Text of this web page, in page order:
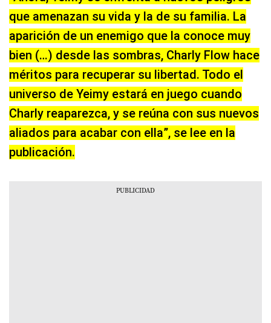
que amenazan su vida y la de su familia. La
aparición de un enemigo que la conoce muy
bien (…) desde las sombras, Charly Flow hace
méritos para recuperar su libertad. Todo el
universo de Yeimy estará en juego cuando
Charly reaparezca, y se reúna con sus nuevos
aliados para acabar con ella”, se lee en la
publicación.